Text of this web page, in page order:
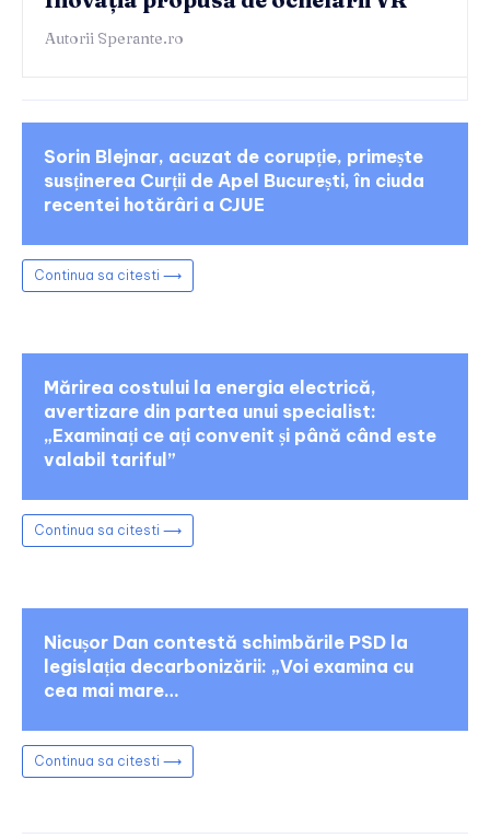
Autorii Sperante.ro
Sorin Blejnar, acuzat de corupție, primește
susținerea Curții de Apel București, în ciuda
recentei hotărâri a CJUE
Continua sa citesti ⟶
Mărirea costului la energia electrică,
avertizare din partea unui specialist:
„Examinați ce ați convenit și până când este
valabil tariful”
Continua sa citesti ⟶
Nicușor Dan contestă schimbările PSD la
legislația decarbonizării: „Voi examina cu
cea mai mare…
Continua sa citesti ⟶